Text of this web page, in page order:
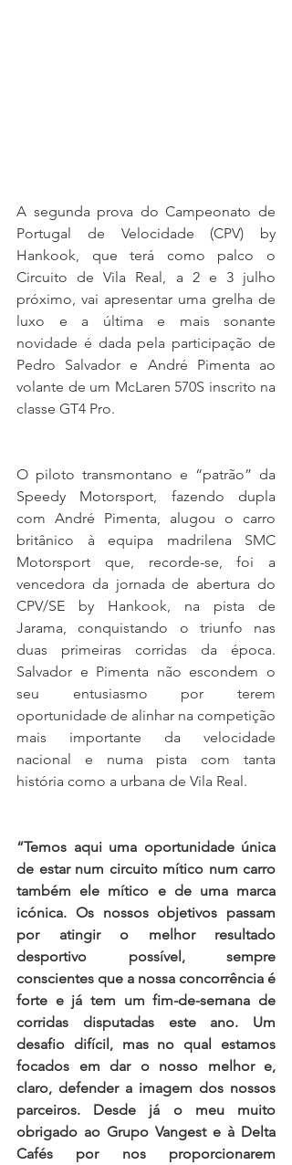
A segunda prova do Campeonato de
Portugal de Velocidade (CPV) by
Hankook, que terá como palco o
Circuito de Vila Real, a 2 e 3 julho
próximo, vai apresentar uma grelha de
luxo e a última e mais sonante
novidade é dada pela participação de
Pedro Salvador e André Pimenta ao
volante de um McLaren 570S inscrito na
classe GT4 Pro.
O piloto transmontano e “patrão” da
Speedy Motorsport, fazendo dupla
com André Pimenta, alugou o carro
britânico à equipa madrilena SMC
Motorsport que, recorde-se, foi a
vencedora da jornada de abertura do
CPV/SE by Hankook, na pista de
Jarama, conquistando o triunfo nas
duas primeiras corridas da época.
Salvador e Pimenta não escondem o
seu entusiasmo por terem
oportunidade de alinhar na competição
mais importante da velocidade
nacional e numa pista com tanta
história como a urbana de Vila Real.
“Temos aqui uma oportunidade única
de estar num circuito mítico num carro
também ele mítico e de uma marca
icónica. Os nossos objetivos passam
por atingir o melhor resultado
desportivo possível, sempre
conscientes que a nossa concorrência é
forte e já tem um fim-de-semana de
corridas disputadas este ano. Um
desafio difícil, mas no qual estamos
focados em dar o nosso melhor e,
claro, defender a imagem dos nossos
parceiros. Desde já o meu muito
obrigado ao Grupo Vangest e à Delta
Cafés por nos proporcionarem